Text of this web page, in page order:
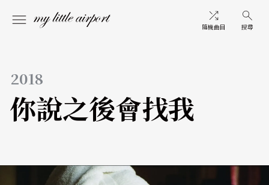
隨機曲目 搜尋
2018
你說之後會找我